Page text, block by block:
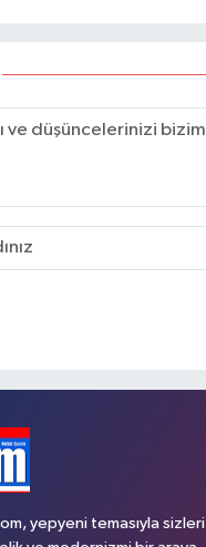
yepyeni temasıyla sizleri